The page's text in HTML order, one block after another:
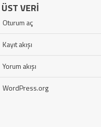
ÜST VERI
Oturum aç
Kayıt akışı
Yorum akışı
WordPress.org